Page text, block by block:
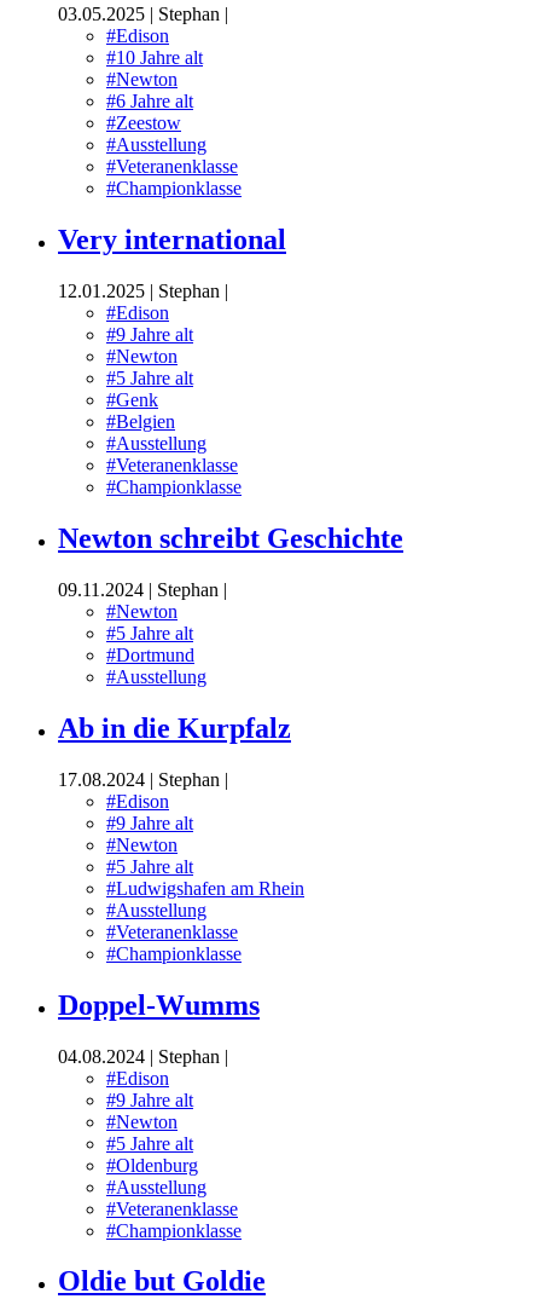
03.05.2025 | Stephan |
#Edison
#10 Jahre alt
#Newton
#6 Jahre alt
#Zeestow
#Ausstellung
#Veteranenklasse
#Championklasse
Very international
12.01.2025 | Stephan |
#Edison
#9 Jahre alt
#Newton
#5 Jahre alt
#Genk
#Belgien
#Ausstellung
#Veteranenklasse
#Championklasse
Newton schreibt Geschichte
09.11.2024 | Stephan |
#Newton
#5 Jahre alt
#Dortmund
#Ausstellung
Ab in die Kurpfalz
17.08.2024 | Stephan |
#Edison
#9 Jahre alt
#Newton
#5 Jahre alt
#Ludwigshafen am Rhein
#Ausstellung
#Veteranenklasse
#Championklasse
Doppel-Wumms
04.08.2024 | Stephan |
#Edison
#9 Jahre alt
#Newton
#5 Jahre alt
#Oldenburg
#Ausstellung
#Veteranenklasse
#Championklasse
Oldie but Goldie